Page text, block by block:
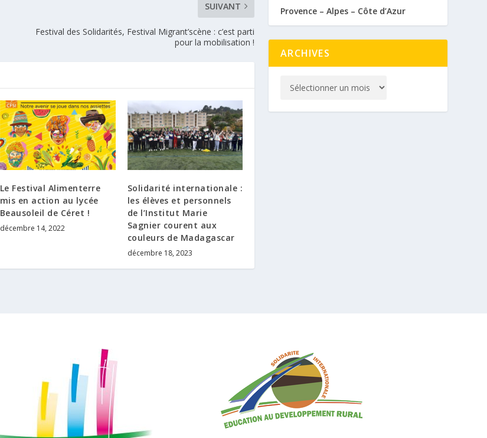
SUIVANT
Festival des Solidarités, Festival Migrant’scène : c’est parti
pour la mobilisation !
Le Festival Alimenterre
mis en action au lycée
Beausoleil de Céret !
décembre 14, 2022
Solidarité internationale :
les élèves et personnels
de l’Institut Marie
Sagnier courent aux
couleurs de Madagascar
décembre 18, 2023
Provence – Alpes – Côte d’Azur
ARCHIVES